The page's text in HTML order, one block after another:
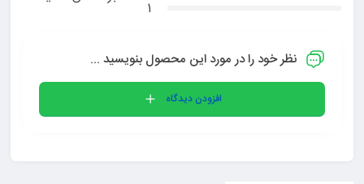
1
نظر خود را در مورد این محصول بنویسید ...
افزودن دیدگاه